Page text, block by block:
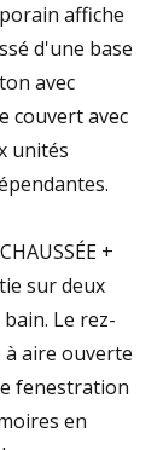
affiche
d'une base
avec
couvert avec
unités
+
sur deux
Le rez-
à aire ouverte
fenestration
en